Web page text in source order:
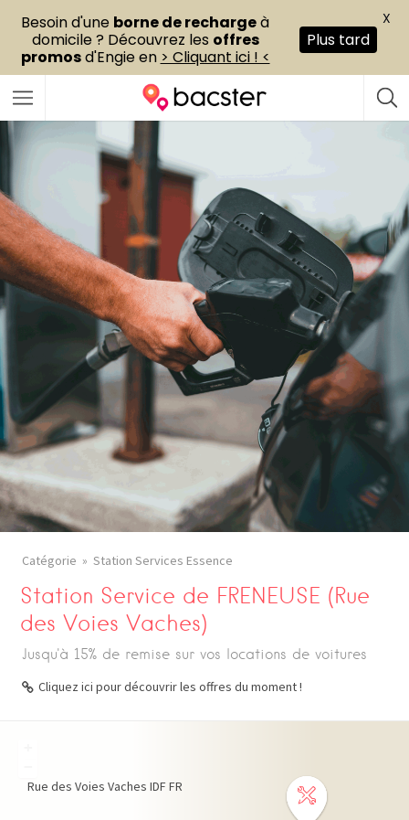
Catégorie Station Services Essence
Station Service de FRENEUSE (Rue
des Voies Vaches)
Jusqu'à 15% de remise sur vos locations de voitures
Cliquez ici pour découvrir les offres du moment !
Rue des Voies Vaches IDF FR
Besoin d'une borne de rechargeà
domicile ? Découvrez les offres
promosd'Engie en > Cliquant ici ! <
Plus tard
X